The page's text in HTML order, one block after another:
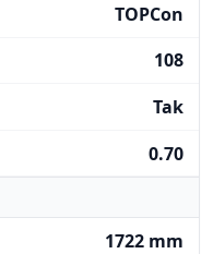
TOPCon
108
Tak
0.70
1722 mm